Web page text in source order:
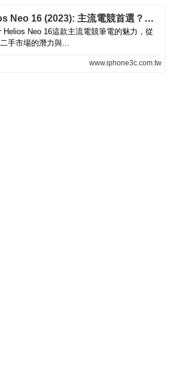
Acer Predator Helios Neo 16 (2023): 主流電競首選？優酷3C二手選購指南收購筆電 - 優酷3C
Helios Neo 16這款主流電競筆電的魅力，從
手市場的潛力與...
www.iphone3c.com.tw